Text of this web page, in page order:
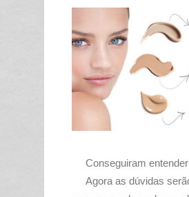
Conseguiram entender
Agora as dúvidas